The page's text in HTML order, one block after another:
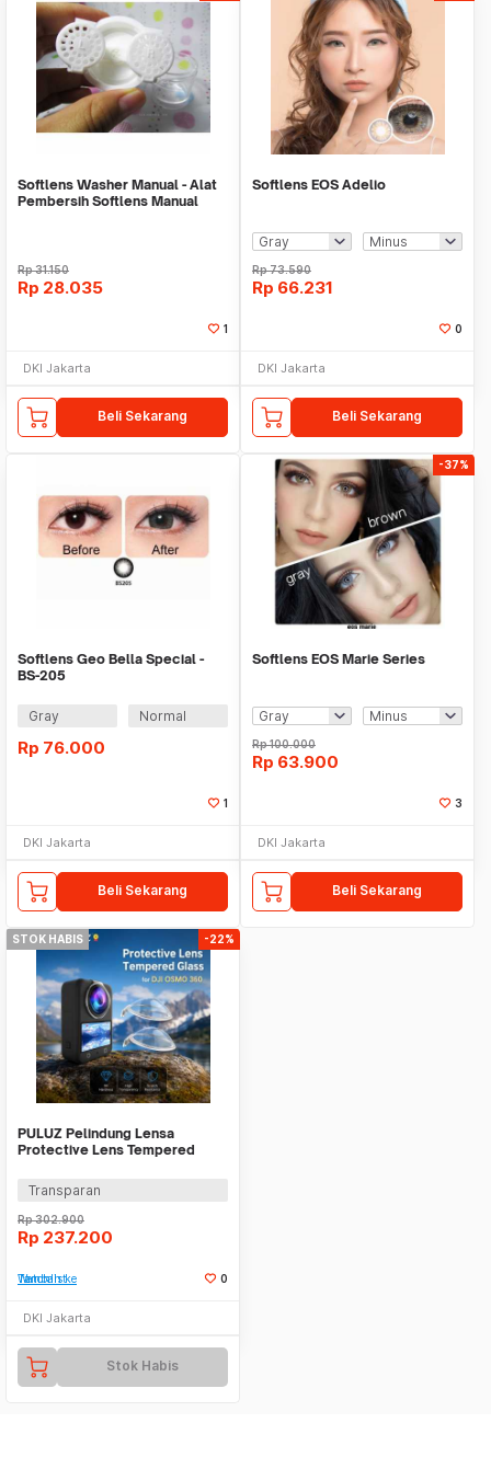
Softlens Washer Manual - Alat
Pembersih Softlens Manual
Rp31.150
Rp 28.035
1
DKI Jakarta
Beli Sekarang
Softlens EOS Adelio
Rp73.590
Rp 66.231
0
DKI Jakarta
Beli Sekarang
Softlens Geo Bella Special -
BS-205
Gray Normal
Rp 76.000
1
DKI Jakarta
Beli Sekarang
-37%
Softlens EOS Marie Series
Rp100.000
Rp 63.900
3
DKI Jakarta
Beli Sekarang
STOK HABIS -22%
PULUZ Pelindung Lensa
Protective Lens Tempered
Transparan
Rp302.900
Rp 237.200
Tambah ke Watchlist 0
DKI Jakarta
Stok Habis